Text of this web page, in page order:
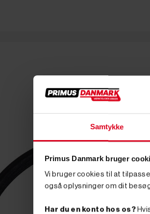
Samtykke
Primus Danmark bruger
Vi bruger cookies til at
også oplysninger om dit
Har du en konto hos os?